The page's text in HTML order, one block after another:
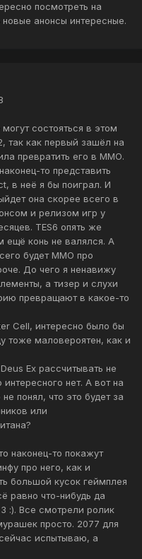
посмотреть на
новые анонсы интересные.
состояться в этом
так как первый зашёл на
превратить его в ММО.
то представить
в неё я бы поиграл. И
она скорее всего в
и релизом игр у
TES6 опять же
ещё конь не валялся. А
будет MMO про
До чего я ненавижу
а тизер и слухи
превращают в какое-то
Cell, интересно было бы
тоже маловероятен, как и
Ex рассчитывать не
нет. А вот на
понял, что это будет за
или
наконец-то покажут
про него, как и
большой кусок геймплея
равно что-нибудь да
:). Все смотрели ролик
просто. 2077 для
испытываю, а